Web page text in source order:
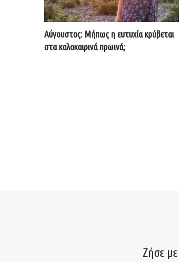
Αύγουστος: Μήπως η ευτυχία κρύβεται
στα καλοκαιρινά πρωινά;
Ζήσε